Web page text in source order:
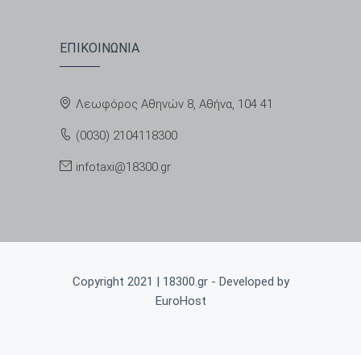
ΕΠΙΚΟΙΝΩΝΙΑ
Λεωφόρος Αθηνών 8, Αθήνα, 104 41
(0030) 2104118300
infotaxi@18300.gr
Copyright 2021 | 18300.gr - Developed by
EuroHost